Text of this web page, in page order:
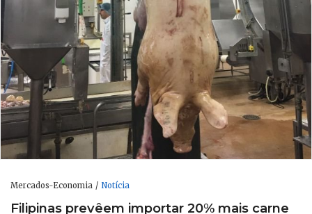
Mercados-Economia Notícia
Filipinas prevêem importar 20% mais carne